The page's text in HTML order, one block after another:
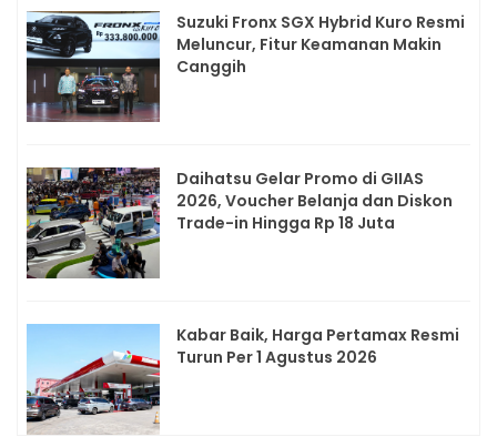
Suzuki Fronx SGX Hybrid Kuro Resmi
Meluncur, Fitur Keamanan Makin
Canggih
Daihatsu Gelar Promo di GIIAS
2026, Voucher Belanja dan Diskon
Trade-in Hingga Rp 18 Juta
Kabar Baik, Harga Pertamax Resmi
Turun Per 1 Agustus 2026